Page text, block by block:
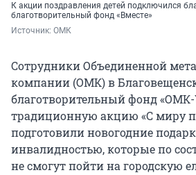
К акции поздравления детей подключился
благотворительный фонд «Вместе»
Источник: ОМК
Сотрудники Объединенной
компании (ОМК) в
благотворительный фонд
традиционную акцию «С миру
подготовили новогодние
инвалидностью, которые по
не смогут пойти на городскую